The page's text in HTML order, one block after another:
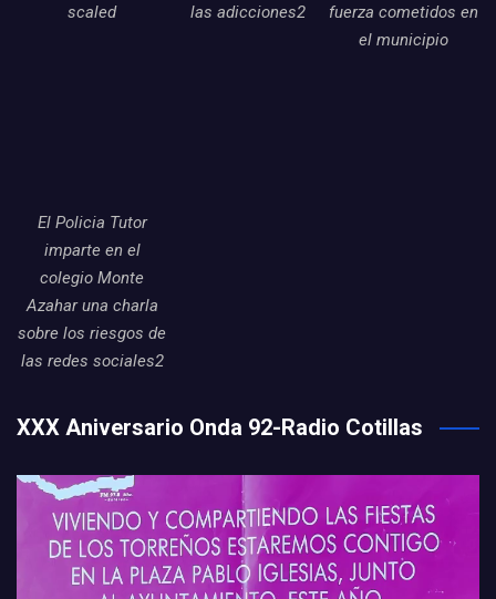
scaled
las adicciones2
fuerza cometidos en
el municipio
El Policia Tutor
imparte en el
colegio Monte
Azahar una charla
sobre los riesgos de
las redes sociales2
XXX Aniversario Onda 92-Radio Cotillas